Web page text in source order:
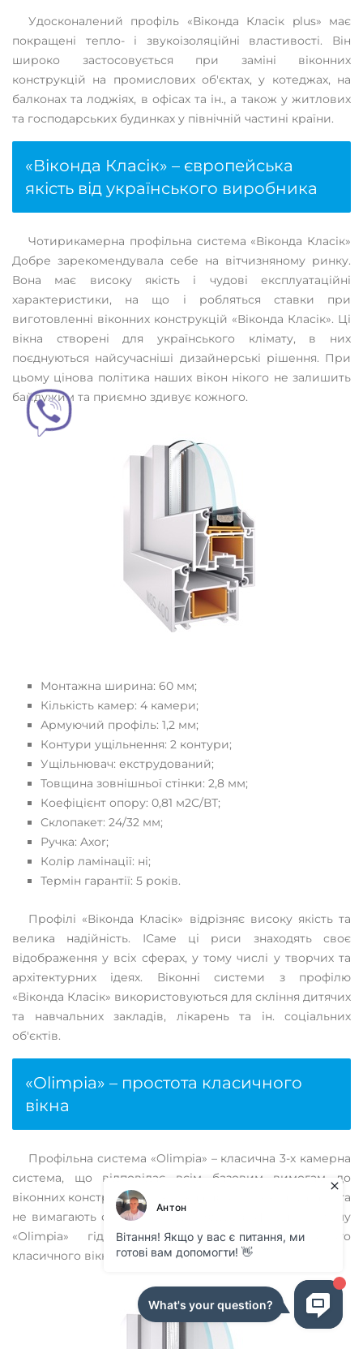
Удосконалений профіль «Віконда Класік plus» має
покращені тепло- і звукоізоляційні властивості. Він
широко застосовується при заміні віконних
конструкцій на промислових об'єктах, у котеджах, на
балконах та лоджіях, в офісах та ін., а також у житлових
та господарських будинках у північній частині країни.
«Віконда Класік» – європейська
якість від українського виробника
Чотирикамерна профільна система «Віконда Класік»
Добре зарекомендувала себе на вітчизняному ринку.
Вона має високу якість і чудові експлуатаційні
характеристики, на що і робляться ставки при
виготовленні віконних конструкцій «Віконда Класік». Ці
вікна створені для українського клімату, в них
поєднуються найсучасніші дизайнерські рішення. При
цьому цінова політика наших вікон нікого не залишить
байдужим та приємно здивує кожного.
Монтажна ширина: 60 ​​мм;
Кількість камер: 4 камери;
Армуючий профіль: 1,2 мм;
Контури ущільнення: 2 контури;
Ущільнювач: екструдований;
Товщина зовнішньої стінки: 2,8 мм;
Коефіцієнт опору: 0,81 м2С/ВТ;
Склопакет: 24/32 мм;
Ручка: Axor;
Колір ламінації: ні;
Термін гарантії: 5 років.
Профілі «Віконда Класік» відрізняє високу якість та
велика надійність. ІСаме ці риси знаходять своє
відображення у всіх сферах, у тому числі у творчих та
архітектурних ідеях. Віконні системи з профілю
«Віконда Класік» використовуються для скління дитячих
та навчальних закладів, лікарень та ін. соціальних
об'єктів.
«Olimpia» – простота класичного
вікна
Профільна система «Olimpia» – класична 3-х камерна
система, що відповідає всім базовим вимогам до
віконних конструкцій. Такі вікна прості в експлуатації та
не вимагають особливого догляду. Профільну систему
«Olimpia» гідно оцінять поціновувачі простого
класичного вікна.